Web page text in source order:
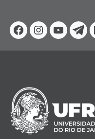
Facebook
Instagram